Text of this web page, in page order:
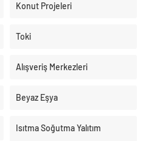
Konut Projeleri
Toki
Alışveriş Merkezleri
Beyaz Eşya
Isıtma Soğutma Yalıtım